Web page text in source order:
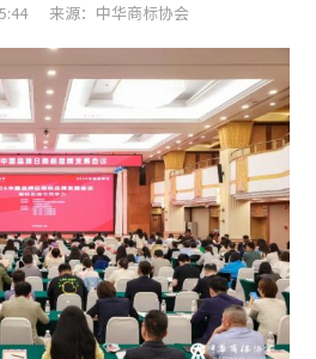
来源：中华商标协会